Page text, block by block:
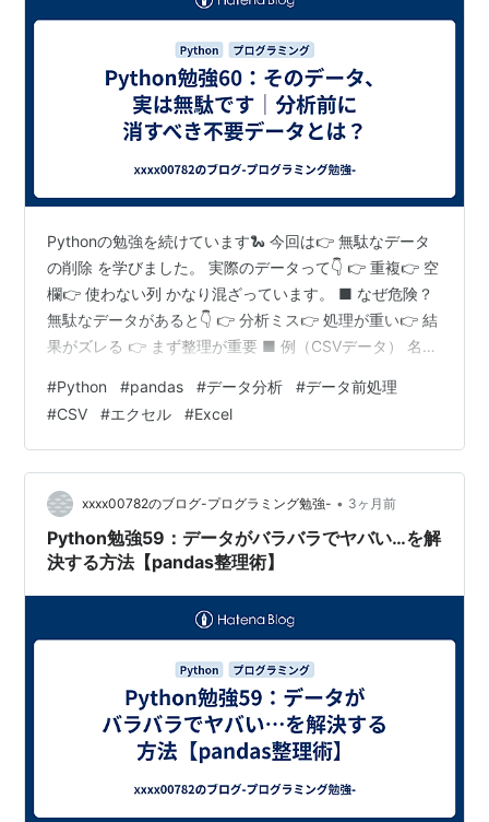
Pythonの勉強を続けています🐍 今回は👉 無駄なデータ
の削除 を学びました。 実際のデータって👇 👉 重複👉 空
欄👉 使わない列 かなり混ざっています。 ■ なぜ危険？
無駄なデータがあると👇 👉 分析ミス👉 処理が重い👉 結
果がズレる 👉 まず整理が重要 ■ 例（CSVデータ） 名
Taro,20,1000Taro,20,1000Jiro,,2000Hanako,30,3000
👉 重複👉 空欄 がある ■ pandasで読み込み import
pandas as pddf = pd.read_csv("data.csv")print(df) ■
重複削除 df = df.d…
#Python #pandas #データ分析 #データ前処理
#CSV #エクセル #Excel
xxxx00782のブログ-プログラミング勉強- • 3ヶ月前
Python勉強59：データがバラバラでヤバい…を解
決する方法【pandas整理術】